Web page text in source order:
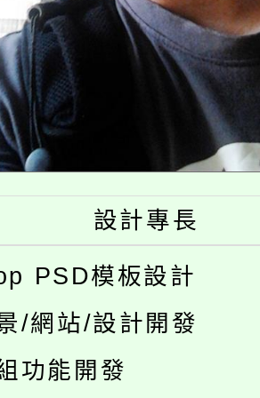
設計專長
PSD模板設計
/網站/設計開發
功能開發